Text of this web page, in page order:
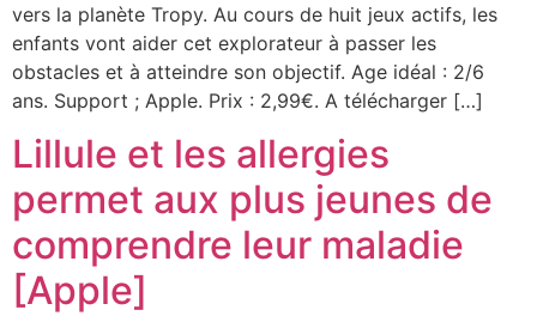
vers la planète Tropy. Au cours de huit jeux actifs, les
enfants vont aider cet explorateur à passer les
obstacles et à atteindre son objectif. Age idéal : 2/6
ans. Support ; Apple. Prix : 2,99€. A télécharger […]
Lillule et les allergies
permet aux plus jeunes de
comprendre leur maladie
[Apple]